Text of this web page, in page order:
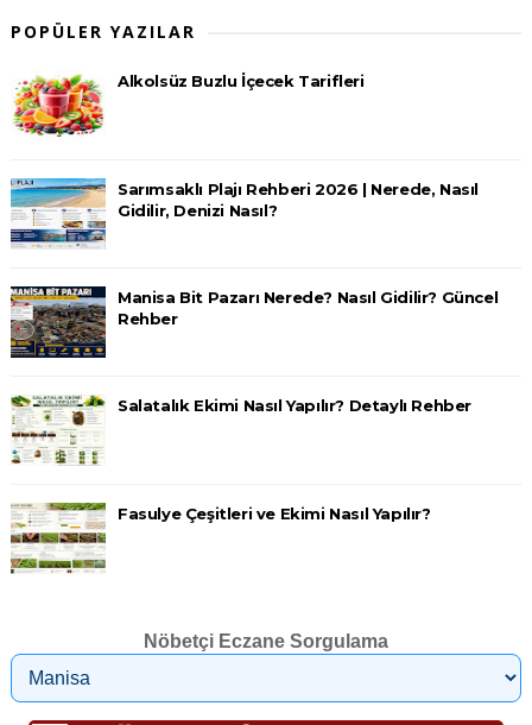
POPÜLER YAZILAR
Alkolsüz Buzlu İçecek Tarifleri
Sarımsaklı Plajı Rehberi 2026 | Nerede, Nasıl
Gidilir, Denizi Nasıl?
Manisa Bit Pazarı Nerede? Nasıl Gidilir? Güncel
Rehber
Salatalık Ekimi Nasıl Yapılır? Detaylı Rehber
Fasulye Çeşitleri ve Ekimi Nasıl Yapılır?
Nöbetçi Eczane Sorgulama